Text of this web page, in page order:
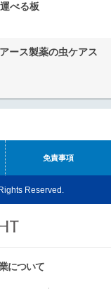
べる板
ース製薬の虫ケアス
免責事項
Reserved.
について